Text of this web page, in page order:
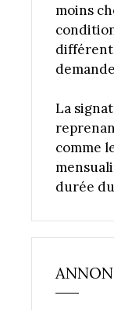
moins
La
comme
durée